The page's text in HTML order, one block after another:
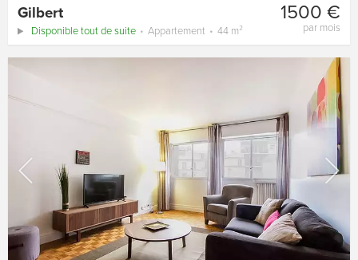
1500 €
par mois
Gilbert
Disponible tout de suite Appartement 44 m²